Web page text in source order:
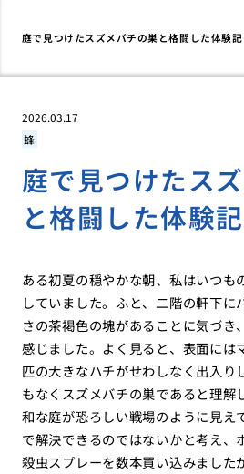
庭で見つけたスズメバチの巣と格闘した体験記
2026.03.17
蜂
庭で見つけたス
と格闘した体験記
ある初夏の穏やかな朝、私はいつも
していました。ふと、二階の軒下に
さの茶褐色の塊があることに気づき
感じました。よく見ると、表面には
匹の大きなハチがせわしなく出入り
もなくスズメバチの巣であると理解
和な庭が恐ろしい戦場のように見え
で解決できるのではないかと考え、
殺虫スプレーを数本買い込みました